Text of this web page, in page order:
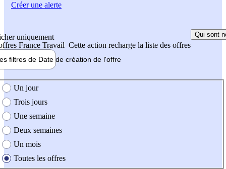
uniquement
France Travail Cette action recharge la liste des offres
Qui sont
filtres de Date de création de l'offre
création de l'offre
Un jour
Trois jours
Une semaine
Deux semaines
Un mois
Toutes les offres
Créer une alerte